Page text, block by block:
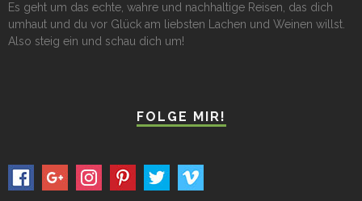
Es geht um das echte, wahre und nachhaltige Reisen, das dich
umhaut und du vor Glück am liebsten Lachen und Weinen willst.
Also steig ein und schau dich um!
FOLGE MIR!